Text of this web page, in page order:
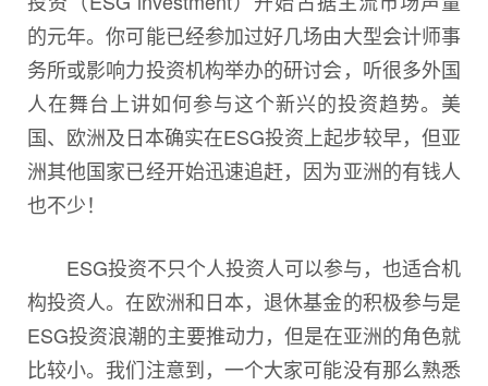
的元年。你可能已经参加过好几场由大型会计师事
务所或影响力投资机构举办的研讨会，听很多外国
人在舞台上讲如何参与这个新兴的投资趋势。美
国、欧洲及日本确实在ESG投资上起步较早，但亚
洲其他国家已经开始迅速追赶，因为亚洲的有钱人
也不少！
ESG投资不只个人投资人可以参与，也适合机
构投资人。在欧洲和日本，退休基金的积极参与是
ESG投资浪潮的主要推动力，但是在亚洲的角色就
比较小。我们注意到，一个大家可能没有那么熟悉